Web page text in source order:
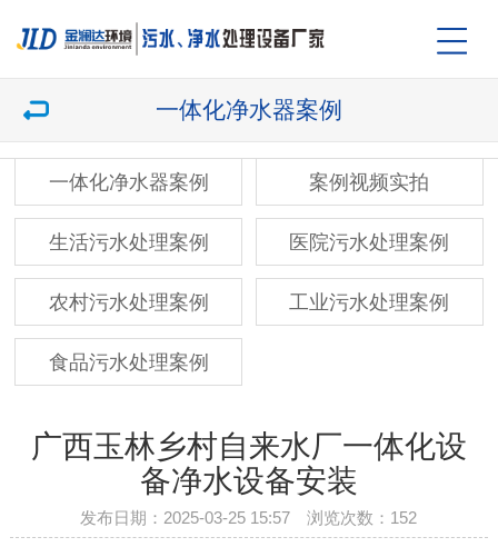
一体化净水器案例
一体化净水器案例 案例视频实拍
生活污水处理案例 医院污水处理案例
农村污水处理案例 工业污水处理案例
食品污水处理案例
广西玉林乡村自来水厂一体化设
备净水设备安装
发布日期：2025-03-25 15:57 浏览次数： 152